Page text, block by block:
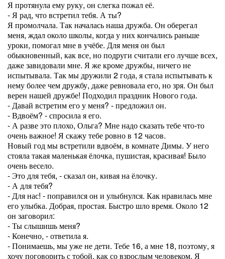
Я протянула ему руку, он слегка пожал её.
- Я рад, что встретил тебя. А ты?
Я промолчала. Так началась наша дружба. Он оберегал
меня, ждал около школы, когда у них кончались раньше
уроки, помогал мне в учёбе. Для меня он был
обыкновенный, как все, но подруги считали его лучше всех,
даже завидовали мне. Я же кроме дружбы, ничего не
испытывала. Так мы дружили 2 года, я стала испытывать к
нему более чем дружбу, даже ревновала его, но зря. Он был
верен нашей дружбе! Подходил праздник Нового года.
- Давай встретим его у меня? - предложил он.
- Вдвоём? - спросила я его.
- А разве это плохо, Ольга? Мне надо сказать тебе что-то
очень важное! Я скажу тебе ровно в 12 часов.
Новый год мы встретили вдвоём, в комнате Димы. У него
стояла такая маленькая ёлочка, пушистая, красивая! Было
очень весело.
- Это для тебя, - сказал он, кивая на ёлочку.
- А для тебя?
- Для нас! - поправился он и улыбнулся. Как нравилась мне
его улыбка. Добрая, простая. Быстро шло время. Около 12
он заговорил:
- Ты слышишь меня?
- Конечно, - ответила я.
- Понимаешь, мы уже не дети. Тебе 16, а мне 18, поэтому, я
хочу поговорить с тобой, как со взрослым человеком. Я